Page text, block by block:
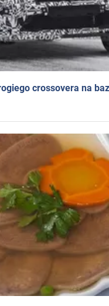
crossovera na